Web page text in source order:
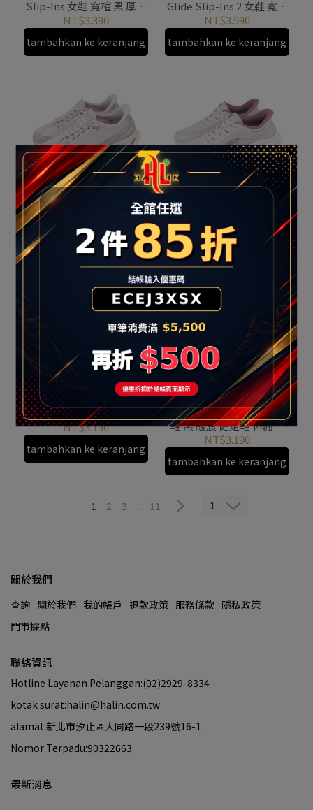
Slip-Ins 女鞋 寬楦 黑 厚底
緩震 125935WBKRG
NT$3.390
tambahkan ke keranjang
Glide Slip-Ins 2 女鞋 寬楦
米白 125156WOFWT
NT$3.590
tambahkan ke keranjang
SKECHER Go Walk Glide-
Step 2.0 女 健走鞋 粉紫 休
閒鞋 125156WLTMV
NT$3.590
tambahkan ke keranjang
SKECHERS GO WALK 8 女
健走 瞬穿 寬楦 休閒鞋
125935WMVE
NT$3.390
tambahkan ke keranjang
SKECHERS Go Walk 8 男
健走鞋 懶人鞋 休閒鞋 運動
鞋 彈性 輕量 棕咖
216782CHOC
NT$3.190
tambahkan ke keranjang
SKECHERS Go Walk 8 男
鞋 黑 緩震 健走鞋 休閒鞋
運動鞋 216782BKW
NT$3.190
tambahkan ke keranjang
1 2 3 ... 11 1
關於我們
查詢 關於我們 我的帳戶 退款政策 服務條款 隱私政策
門市據點
聯絡資訊
Hotline Layanan Pelanggan:(02)2929-8334
kotak surat:halin@halin.com.tw
alamat:新北市汐止區大同路一段239號16-1
Nomor Terpadu:90322663
最新消息